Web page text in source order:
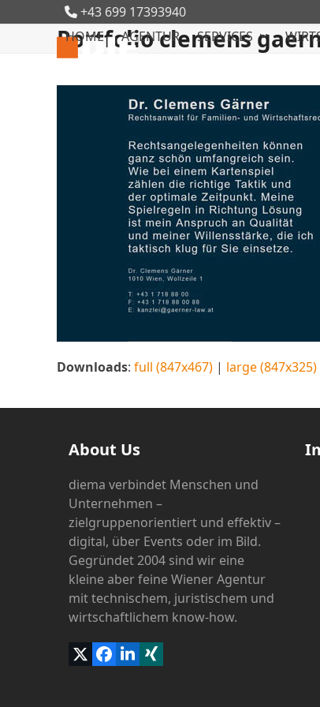
to
+43 699 17393940
HOME AGENTUR SERVICES
Portfolio clemens
Downloads: full (847x467) | large (847x325)
About Us
diema verbindet Menschen und
Unternehmen –
zielgruppenorientiert und effektiv –
digital, über Events oder im Bild.
Gegründet 2004 sind wir eine
kleine aber feine Wiener Agentur
mit technischem, juristischem und
wirtschaftlichem know-how.
Twitter
Facebook
LinkedIn
Xing